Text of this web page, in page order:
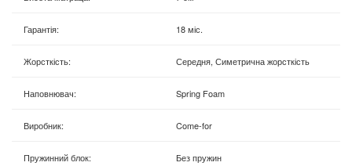
Гарантія: 18 міс.
Жорсткість: Середня, Симетрична жорсткість
Наповнювач: Spring Foam
Виробник: Come-for
Пружинний блок: Без пружин